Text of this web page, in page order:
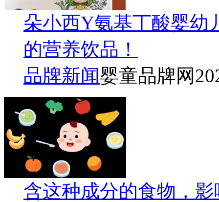
朵小西Y氨基丁酸婴幼
的营养饮品！
品牌新闻婴童品牌网
含这种成分的食物，